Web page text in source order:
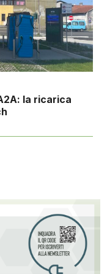
la ricarica